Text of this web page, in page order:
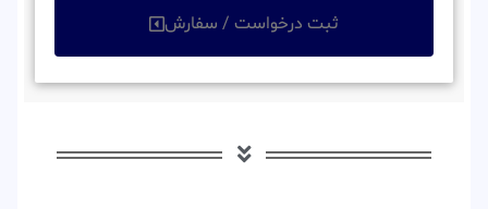
ثبت درخواست / سفارش